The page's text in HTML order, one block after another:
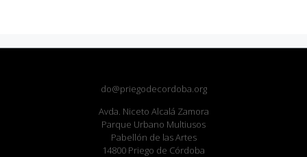
do@priegodecordoba.org
Avda. Niceto Alcalá Zamora
Parque Urbano Multiusos
Pabellón de las Artes
14800 Priego de Córdoba